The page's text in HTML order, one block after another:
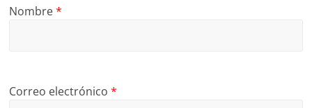
Nombre*
Correo electrónico*